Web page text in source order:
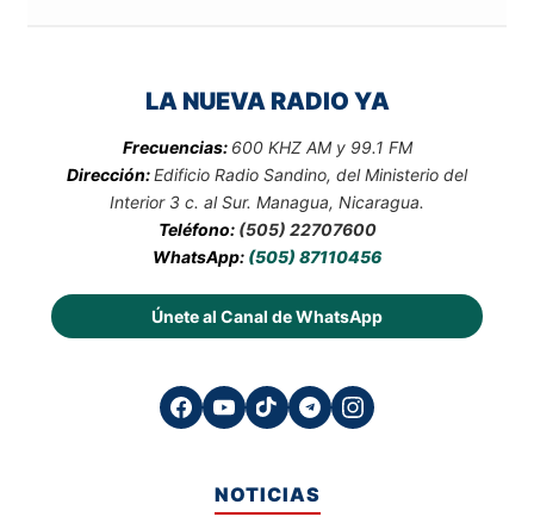
LA NUEVA RADIO YA
Frecuencias: 600 KHZ AM y 99.1 FM
Dirección:Edificio Radio Sandino, del Ministerio del
Interior 3 c. al Sur. Managua, Nicaragua.
Teléfono: (505) 22707600
WhatsApp: (505) 87110456
Únete al Canal de WhatsApp
NOTICIAS